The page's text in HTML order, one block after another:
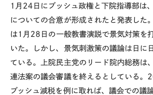
1月24日にブッシュ政権と下院指導部は
についての合意が形成されたと発表した
は1月28日の一般教書演説で景気対策を
いた。しかし、景気刺激策の議論は日に
ている。上院民主党のリード院内総務は
連法案の議会審議を終えるとしている
ブッシュ減税を例に取れば、議会での議